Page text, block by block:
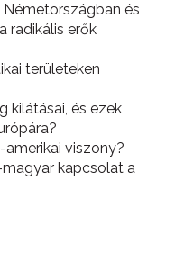
és
radikális erők
területeken
kilátásai, és ezek
viszony?
kapcsolat a